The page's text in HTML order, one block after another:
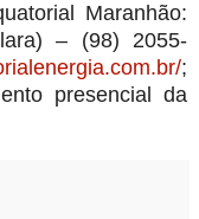
Maranhão:
– (98) 2055-
;
presencial da